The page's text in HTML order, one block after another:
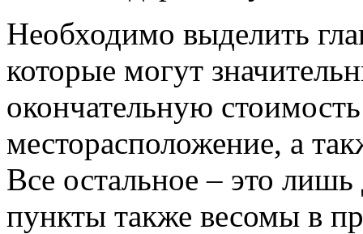
Необходимо выделить
которые могут
окончательную
месторасположение, а
Все остальное – это
пункты также весомы в